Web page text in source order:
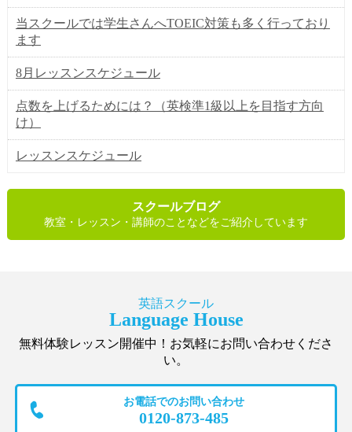
当スクールでは学生さんへTOEIC対策も多く行っており
ます
8月レッスンスケジュール
点数を上げるためには？（英検準1級以上を目指す方向
け）
レッスンスケジュール
スクールブログ
教室・レッスン・講師のことなどをご紹介しています
英語スクール
Language House
無料体験レッスン開催中！お気軽にお問い合わせくださ
い。
お電話でのお問い合わせ
0120-873-485